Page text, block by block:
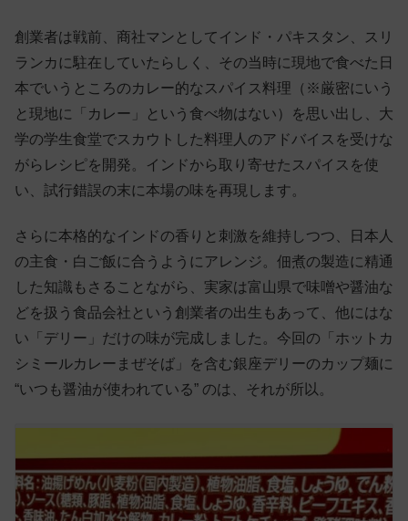
創業者は戦前、商社マンとしてインド・パキスタン、スリ
ランカに駐在していたらしく、その当時に現地で食べた日
本でいうところのカレー的なスパイス料理（※厳密にいう
と現地に「カレー」という食べ物はない）を思い出し、大
学の学生食堂でスカウトした料理人のアドバイスを受けな
がらレシピを開発。インドから取り寄せたスパイスを使
い、試行錯誤の末に本場の味を再現します。
さらに本格的なインドの香りと刺激を維持しつつ、日本人
の主食・白ご飯に合うようにアレンジ。佃煮の製造に精通
した知識もさることながら、実家は富山県で味噌や醤油な
どを扱う食品会社という創業者の出生もあって、他にはな
い「デリー」だけの味が完成しました。今回の「ホットカ
シミールカレーまぜそば」を含む銀座デリーのカップ麺に
“いつも醤油が使われている” のは、それが所以。